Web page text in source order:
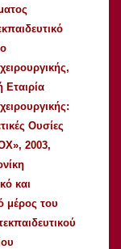
Εταιρία
Ουσίες
2003,
και
μέρος του